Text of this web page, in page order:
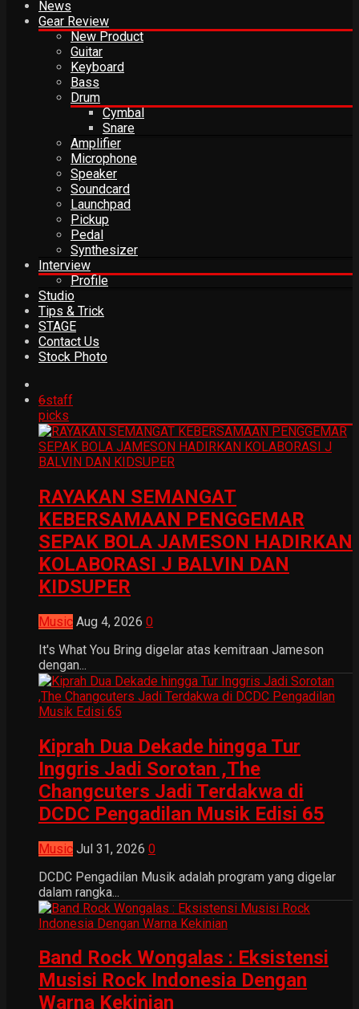
News
Gear Review
New Product
Guitar
Keyboard
Bass
Drum
Cymbal
Snare
Amplifier
Microphone
Speaker
Soundcard
Launchpad
Pickup
Pedal
Synthesizer
Interview
Profile
Studio
Tips & Trick
STAGE
Contact Us
Stock Photo
6staff
picks
RAYAKAN SEMANGAT
KEBERSAMAAN PENGGEMAR
SEPAK BOLA JAMESON HADIRKAN
KOLABORASI J BALVIN DAN
KIDSUPER
Music Aug 4, 2026 0
It's What You Bring digelar atas kemitraan Jameson
dengan...
Kiprah Dua Dekade hingga Tur
Inggris Jadi Sorotan ,The
Changcuters Jadi Terdakwa di
DCDC Pengadilan Musik Edisi 65
Music Jul 31, 2026 0
DCDC Pengadilan Musik adalah program yang digelar
dalam rangka...
Band Rock Wongalas : Eksistensi
Musisi Rock Indonesia Dengan
Warna Kekinian